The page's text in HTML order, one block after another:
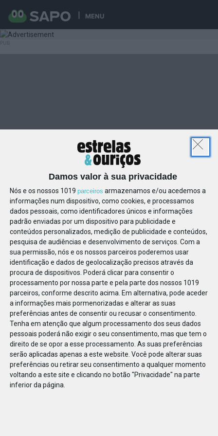
Damos valor à sua privacidade
Nós e os nossos 1019 parceiros armazenamos e/ou acedemos a
informações num dispositivo, como cookies, e processamos
dados pessoais, como identificadores únicos e informações
padrão enviadas por um dispositivo para publicidade e
conteúdos personalizados, medição de publicidade e conteúdos,
pesquisa de audiências e desenvolvimento de serviços. Com a
sua permissão, nós e os nossos parceiros poderemos usar
identificação e dados de geolocalização precisos através da
procura de dispositivos. Poderá clicar para consentir o
processamento por nossa parte e pela parte dos nossos 1019
parceiros, conforme descrito acima. Em alternativa, pode aceder
a informações mais pormenorizadas e alterar as suas
preferências antes de consentir ou recusar o consentimento.
Tenha em atenção que algum processamento dos seus dados
pessoais poderá não exigir o seu consentimento, mas que tem o
direito de se opor a esse processamento. As suas preferências
serão aplicadas apenas a este website. Você pode alterar suas
preferências ou retirar seu consentimento a qualquer momento
voltando a este site e clicando no botão "Privacidade" na parte
inferior da página.
MENU
857032099684037